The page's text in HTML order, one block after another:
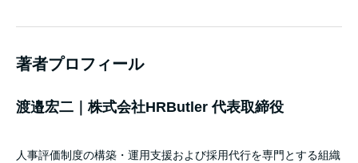
著者プロフィール
渡邉宏二｜株式会社HRButler 代表取締役
人事評価制度の構築・運用支援および採用代行を専門とする組織